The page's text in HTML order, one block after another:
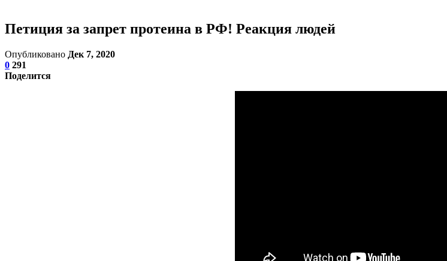
Петиция за запрет протеина в РФ! Реакция людей
Опубликовано Дек 7, 2020
0 291
Поделится